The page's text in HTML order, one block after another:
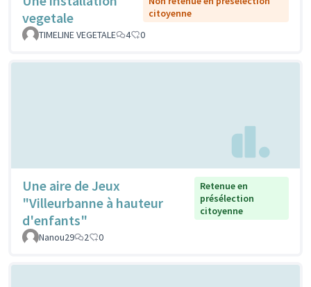
vegetale
citoyenne
TIMELINE VEGETALE
4 0
Une aire de Jeux
"Villeurbanne à hauteur
d'enfants"
Retenue en
présélection
citoyenne
Nanou29 2 0